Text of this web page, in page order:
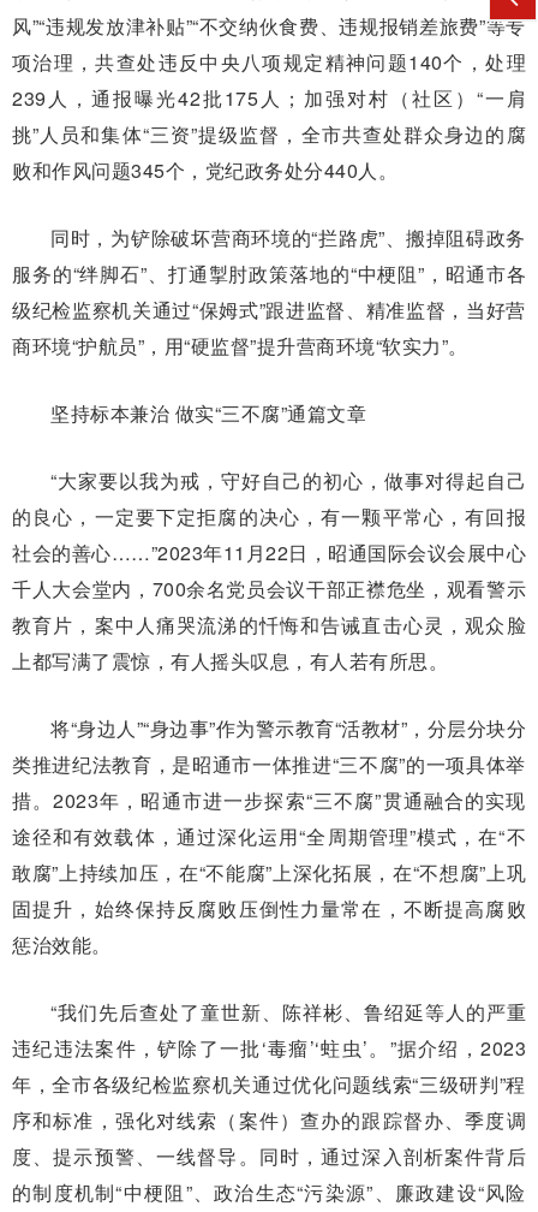
风”“违规发放津补贴”“不交纳伙食费、违规报销差旅费”等专
项治理，共查处违反中央八项规定精神问题140个，处理
239人，通报曝光42批175人；加强对村（社区）“一肩
挑”人员和集体“三资”提级监督，全市共查处群众身边的腐
败和作风问题345个，党纪政务处分440人。
同时，为铲除破坏营商环境的“拦路虎”、搬掉阻碍政务
服务的“绊脚石”、打通掣肘政策落地的“中梗阻”，昭通市各
级纪检监察机关通过“保姆式”跟进监督、精准监督，当好营
商环境“护航员”，用“硬监督”提升营商环境“软实力”。
坚持标本兼治 做实“三不腐”通篇文章
“大家要以我为戒，守好自己的初心，做事对得起自己
的良心，一定要下定拒腐的决心，有一颗平常心，有回报
社会的善心……”2023年11月22日，昭通国际会议会展中心
千人大会堂内，700余名党员会议干部正襟危坐，观看警示
教育片，案中人痛哭流涕的忏悔和告诫直击心灵，观众脸
上都写满了震惊，有人摇头叹息，有人若有所思。
将“身边人”“身边事”作为警示教育“活教材”，分层分块分
类推进纪法教育，是昭通市一体推进“三不腐”的一项具体举
措。2023年，昭通市进一步探索“三不腐”贯通融合的实现
途径和有效载体，通过深化运用“全周期管理”模式，在“不
敢腐”上持续加压，在“不能腐”上深化拓展，在“不想腐”上巩
固提升，始终保持反腐败压倒性力量常在，不断提高腐败
惩治效能。
“我们先后查处了童世新、陈祥彬、鲁绍延等人的严重
违纪违法案件，铲除了一批‘毒瘤’‘蛀虫’。”据介绍，2023
年，全市各级纪检监察机关通过优化问题线索“三级研判”程
序和标准，强化对线索（案件）查办的跟踪督办、季度调
度、提示预警、一线督导。同时，通过深入剖析案件背后
的制度机制“中梗阻”、政治生态“污染源”、廉政建设“风险